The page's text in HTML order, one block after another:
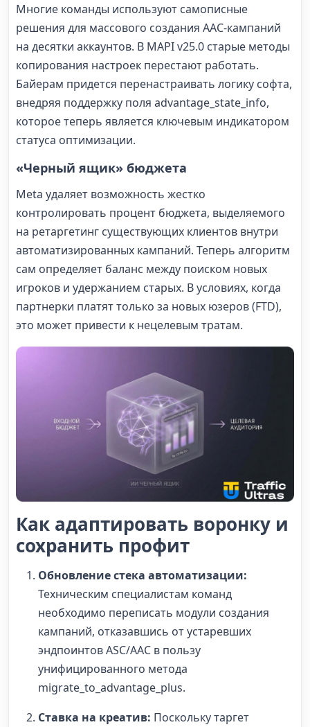
Многие команды используют самописные
решения для массового создания AAC-кампаний
на десятки аккаунтов. В MAPI v25.0 старые методы
копирования настроек перестают работать.
Байерам придется перенастраивать логику софта,
внедряя поддержку поля advantage_state_info,
которое теперь является ключевым индикатором
статуса оптимизации.
«Черный ящик» бюджета
Meta удаляет возможность жестко
контролировать процент бюджета, выделяемого
на ретаргетинг существующих клиентов внутри
автоматизированных кампаний. Теперь алгоритм
сам определяет баланс между поиском новых
игроков и удержанием старых. В условиях, когда
партнерки платят только за новых юзеров (FTD),
это может привести к нецелевым тратам.
Как адаптировать воронку и
сохранить профит
Обновление стека автоматизации:
Техническим специалистам команд
необходимо переписать модули создания
кампаний, отказавшись от устаревших
эндпоинтов ASC/AAC в пользу
унифицированного метода
migrate_to_advantage_plus.
Ставка на креатив: Поскольку таргет